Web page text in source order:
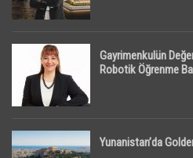
Gayrimenkulün
Robotik Öğrenme
Yunanistan’da